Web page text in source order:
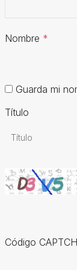
Nombre *
Guarda mi
Título
Código